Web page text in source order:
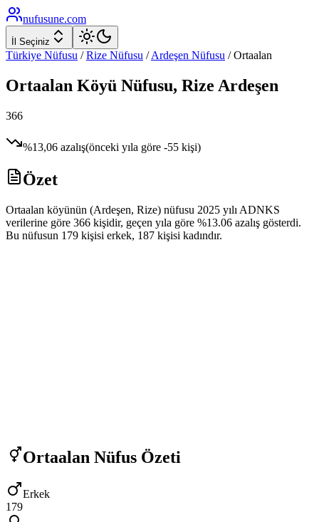
nufusune.com
İl Seçiniz
Türkiye Nüfusu / Rize Nüfusu / Ardeşen Nüfusu /Ortaalan
Ortaalan Köyü Nüfusu, Rize Ardeşen
366
%13,06 azalış(önceki yıla göre -55 kişi)
Özet
Ortaalan köyünün (Ardeşen, Rize) nüfusu 2025 yılı ADNKS
verilerine göre 366 kişidir, geçen yıla göre %13.06 azalış gösterdi.
Bu nüfusun 179 kişisi erkek, 187 kişisi kadındır.
Ortaalan Nüfus Özeti
Erkek
179